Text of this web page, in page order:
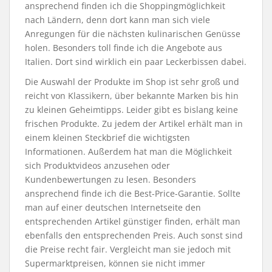
ansprechend finden ich die Shoppingmöglichkeit
nach Ländern, denn dort kann man sich viele
Anregungen für die nächsten kulinarischen Genüsse
holen. Besonders toll finde ich die Angebote aus
Italien. Dort sind wirklich ein paar Leckerbissen dabei.
Die Auswahl der Produkte im Shop ist sehr groß und
reicht von Klassikern, über bekannte Marken bis hin
zu kleinen Geheimtipps. Leider gibt es bislang keine
frischen Produkte. Zu jedem der Artikel erhält man in
einem kleinen Steckbrief die wichtigsten
Informationen. Außerdem hat man die Möglichkeit
sich Produktvideos anzusehen oder
Kundenbewertungen zu lesen. Besonders
ansprechend finde ich die Best-Price-Garantie. Sollte
man auf einer deutschen Internetseite den
entsprechenden Artikel günstiger finden, erhält man
ebenfalls den entsprechenden Preis. Auch sonst sind
die Preise recht fair. Vergleicht man sie jedoch mit
Supermarktpreisen, können sie nicht immer